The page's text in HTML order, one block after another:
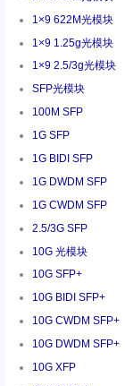
1×9 622M光模块
1×9 1.25g光模块
1×9 2.5/3g光模块
SFP光模块
100M SFP
1G SFP
1G BIDI SFP
1G DWDM SFP
1G CWDM SFP
2.5/3G SFP
10G 光模块
10G SFP+
10G BIDI SFP+
10G CWDM SFP+
10G DWDM SFP+
10G XFP